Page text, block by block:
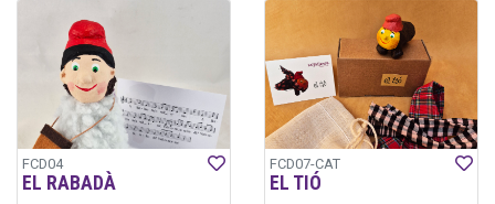
FCD04
EL RABADÀ
FCD07-CAT
EL TIÓ